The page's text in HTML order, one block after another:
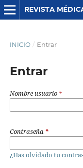
INICIO / Entrar
Entrar
Nombre usuario *
Contraseña *
¿Has olvidado tu